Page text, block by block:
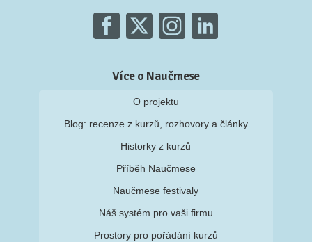
Více o Naučmese
O projektu
Blog: recenze z kurzů, rozhovory a články
Historky z kurzů
Příběh Naučmese
Naučmese festivaly
Náš systém pro vaši firmu
Prostory pro pořádání kurzů